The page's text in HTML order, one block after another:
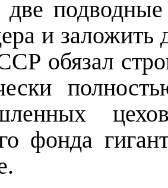
две
и заложить
обязал
фонда